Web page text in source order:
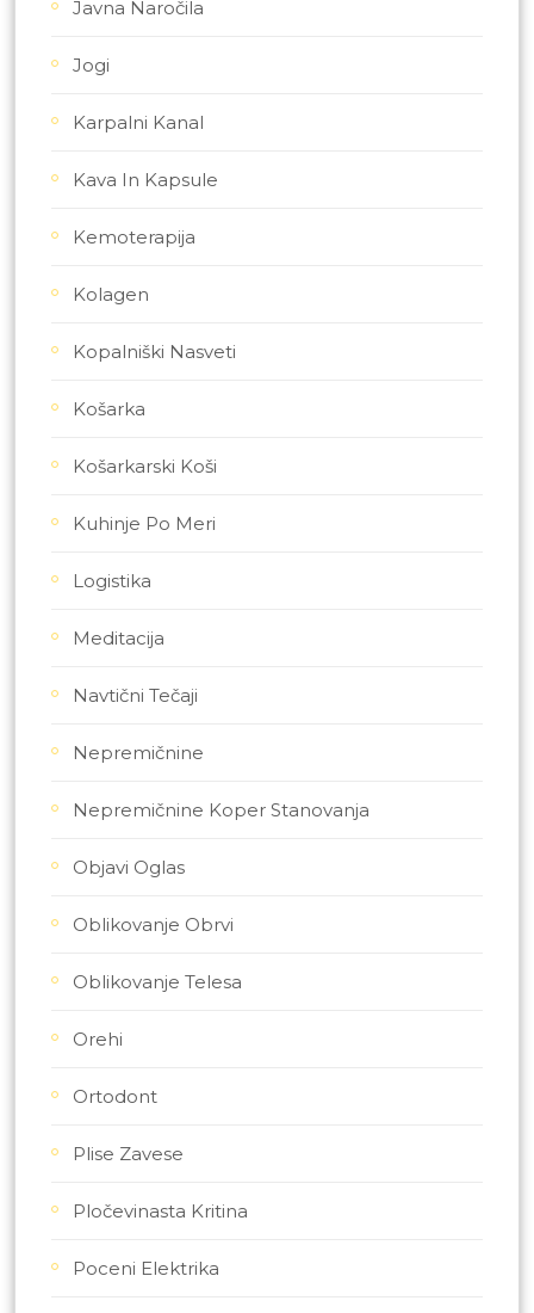
Javna Naročila
Jogi
Karpalni Kanal
Kava In Kapsule
Kemoterapija
Kolagen
Kopalniški Nasveti
Košarka
Košarkarski Koši
Kuhinje Po Meri
Logistika
Meditacija
Navtični Tečaji
Nepremičnine
Nepremičnine Koper Stanovanja
Objavi Oglas
Oblikovanje Obrvi
Oblikovanje Telesa
Orehi
Ortodont
Plise Zavese
Pločevinasta Kritina
Poceni Elektrika